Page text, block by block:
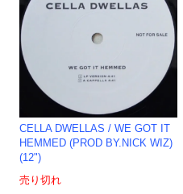
CELLA DWELLAS / WE GOT IT
HEMMED (PROD BY.NICK WIZ)
(12")
売り切れ